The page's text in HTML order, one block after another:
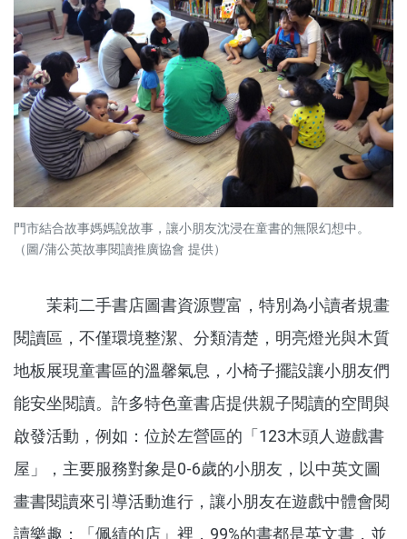
門市結合故事媽媽說故事，讓小朋友沈浸在童書的無限幻想中。
（圖/蒲公英故事閱讀推廣協會 提供）
茉莉二手書店圖書資源豐富，特別為小讀者規畫
閱讀區，不僅環境整潔、分類清楚，明亮燈光與木質
地板展現童書區的溫馨氣息，小椅子擺設讓小朋友們
能安坐閱讀。許多特色童書店提供親子閱讀的空間與
啟發活動，例如：位於左營區的「123木頭人遊戲書
屋」，主要服務對象是0-6歲的小朋友，以中英文圖
畫書閱讀來引導活動進行，讓小朋友在遊戲中體會閱
讀樂趣；「佩績的店」裡，99%的書都是英文書，並